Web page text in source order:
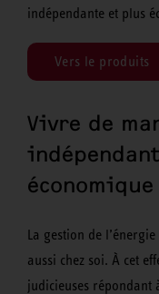
indépendante et plus
Vers le produits
Vivre de
économique
La gestion de
aussi chez soi. À cet
judicieuses répondant